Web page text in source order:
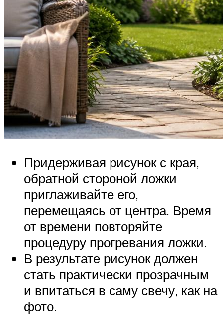
Придерживая рисунок с края,
обратной стороной ложки
приглаживайте его,
перемещаясь от центра. Время
от времени повторяйте
процедуру прогревания ложки.
В результате рисунок должен
стать практически прозрачным
и впитаться в саму свечу, как на
фото.